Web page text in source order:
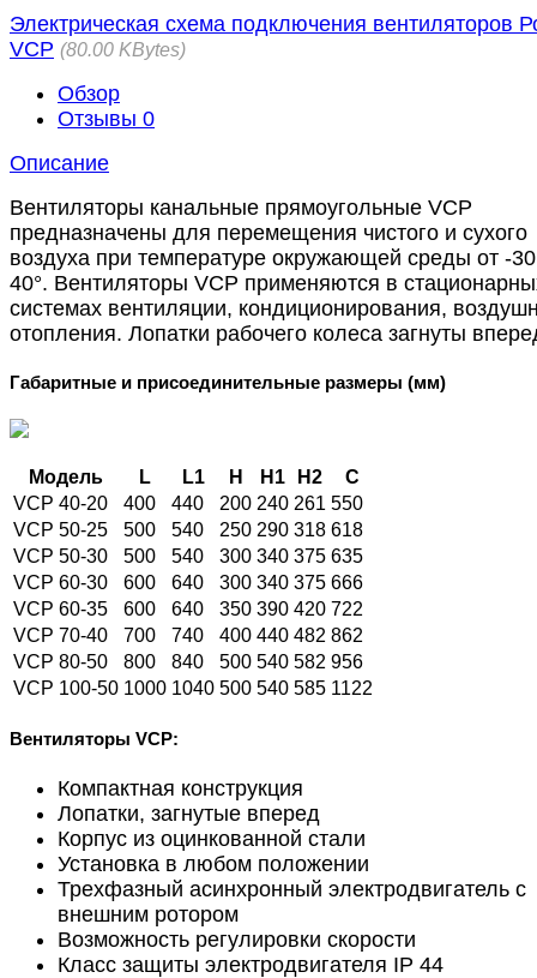
Электрическая схема подключения вентиляторов
VCP
80.00 KBytes
Обзор
Отзывы 0
Описание
Вентиляторы канальные прямоугольные VCP
предназначены для перемещения чистого и сухого
воздуха при температуре окружающей среды от -
40°. Вентиляторы VCP применяются в
системах вентиляции, кондиционирования,
отопления. Лопатки рабочего колеса загнуты
Габаритные и присоединительные размеры (мм)
Модель L L1 Н Н1 Н2
C
VCP 40-20
400 440 200 240 261 550
VCP 50-25
500 540 250 290 318 618
VCP 50-30
500 540 300 340 375 635
VCP 60-30
600 640 300 340 375 666
VCP 60-35
600 640 350 390 420 722
VCP 70-40
700 740 400 440 482 862
VCP 80-50
800 840 500 540 582 956
VCP 100-50 1000 1040 500 540 585 1122
Вентиляторы VCP:
Компактная конструкция
Лопатки, загнутые вперед
Корпус из оцинкованной стали
Установка в любом положении
Трехфазный асинхронный электродвигатель с
внешним ротором
Возможность регулировки скорости
Класс защиты электродвигателя IP 44